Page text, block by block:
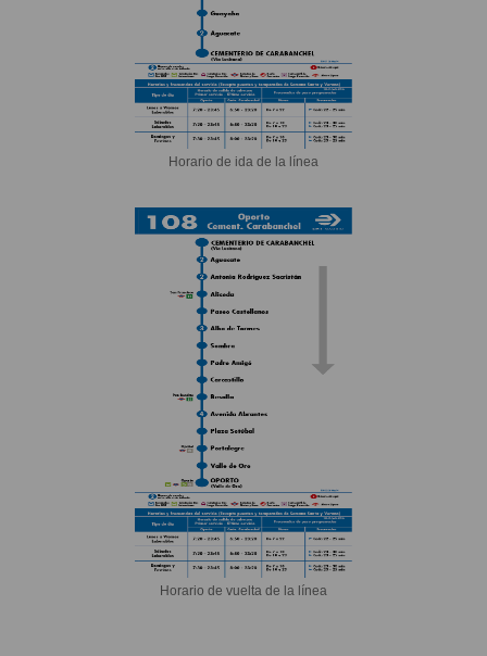
Horario de ida de la línea
Horario de vuelta de la línea